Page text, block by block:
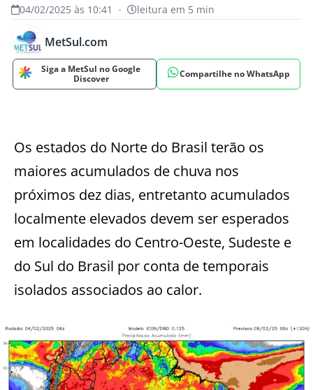
04/02/2025 às 10:41 • leitura em 5 min
MetSul.com
Siga a MetSul no Google
Discover
Compartilhe no WhatsApp
Os estados do Norte do Brasil terão os
maiores acumulados de chuva nos
próximos dez dias, entretanto acumulados
localmente elevados devem ser esperados
em localidades do Centro-Oeste, Sudeste e
do Sul do Brasil por conta de temporais
isolados associados ao calor.